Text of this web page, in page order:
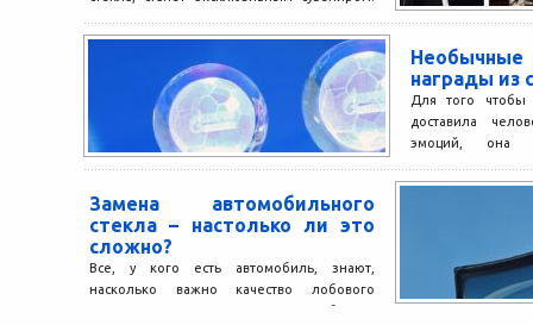
выглядят респектабельно, статусно и
солидно. Именно поэтому...
награды из
Для того чтобы
доставила
эмоций, она
оригинальной....
Замена автомобильного
стекла – настолько ли это
сложно?
Все, у кого есть автомобиль, знают,
насколько важно качество лобового
стекла. Как определить качество лобового